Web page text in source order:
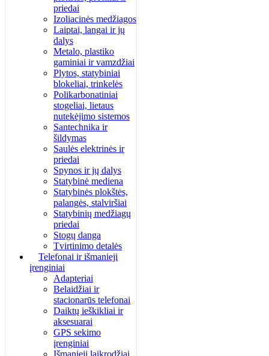
priedai
Izoliacinės medžiagos
Laiptai, langai ir jų
dalys
Metalo, plastiko
gaminiai ir vamzdžiai
Plytos, statybiniai
blokeliai, trinkelės
Polikarbonatiniai
stogeliai, lietaus
nutekėjimo sistemos
Santechnika ir
šildymas
Saulės elektrinės ir
priedai
Spynos ir jų dalys
Statybinė mediena
Statybinės plokštės,
palangės, stalviršiai
Statybinių medžiagų
priedai
Stogų danga
Tvirtinimo detalės
Telefonai ir išmanieji
įrenginiai
Adapteriai
Belaidžiai ir
stacionarūs telefonai
Daiktų ieškikliai ir
aksesuarai
GPS sekimo
įrenginiai
Išmanieji laikrodžiai